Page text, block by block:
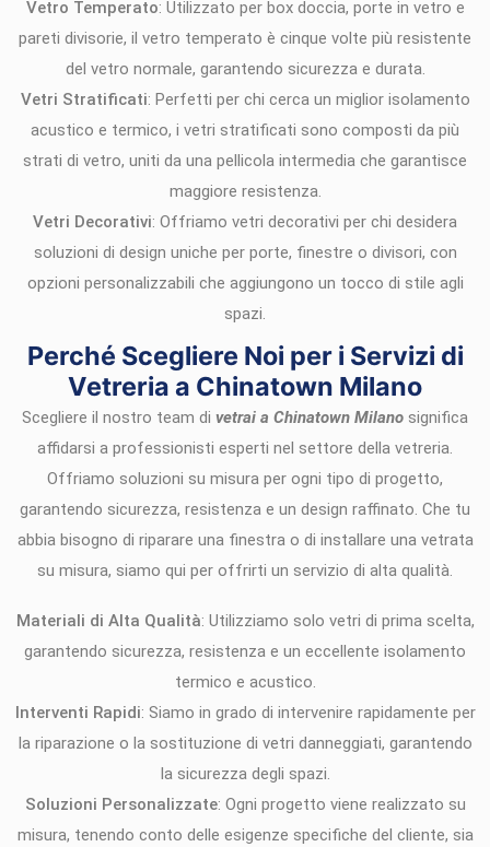
Vetro Temperato: Utilizzato per box doccia, porte in vetro e
pareti divisorie, il vetro temperato è cinque volte più resistente
del vetro normale, garantendo sicurezza e durata.
Vetri Stratificati: Perfetti per chi cerca un miglior isolamento
acustico e termico, i vetri stratificati sono composti da più
strati di vetro, uniti da una pellicola intermedia che garantisce
maggiore resistenza.
Vetri Decorativi: Offriamo vetri decorativi per chi desidera
soluzioni di design uniche per porte, finestre o divisori, con
opzioni personalizzabili che aggiungono un tocco di stile agli
spazi.
Perché Scegliere Noi per i Servizi di
Vetreria a Chinatown Milano
Scegliere il nostro team di vetrai a Chinatown Milano significa
affidarsi a professionisti esperti nel settore della vetreria.
Offriamo soluzioni su misura per ogni tipo di progetto,
garantendo sicurezza, resistenza e un design raffinato. Che tu
abbia bisogno di riparare una finestra o di installare una vetrata
su misura, siamo qui per offrirti un servizio di alta qualità.
Materiali di Alta Qualità: Utilizziamo solo vetri di prima scelta,
garantendo sicurezza, resistenza e un eccellente isolamento
termico e acustico.
Interventi Rapidi: Siamo in grado di intervenire rapidamente per
la riparazione o la sostituzione di vetri danneggiati, garantendo
la sicurezza degli spazi.
Soluzioni Personalizzate: Ogni progetto viene realizzato su
misura, tenendo conto delle esigenze specifiche del cliente, sia